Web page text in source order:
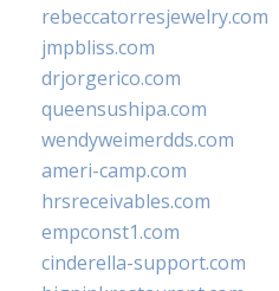
rebeccatorresjewelry.com
jmpbliss.com
drjorgerico.com
queensushipa.com
wendyweimerdds.com
ameri-camp.com
hrsreceivables.com
empconst1.com
cinderella-support.com